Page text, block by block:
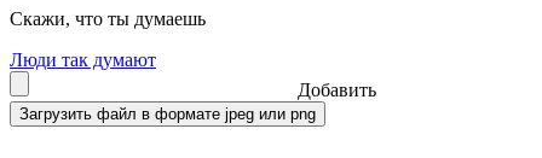
Скажи, что ты думаешь
Люди так думают
Добавить